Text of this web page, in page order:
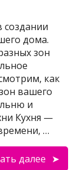
дома.
зон
как
вашего
и
Кухня —
…
далее